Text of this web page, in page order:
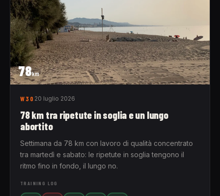
78km
W30 20 luglio 2026
78 km tra ripetute in soglia e un lungo
abortito
Settimana da 78 km con lavoro di qualità concentrato
tra martedì e sabato: le ripetute in soglia tengono il
ritmo fino in fondo, il lungo no.
TRAINING LOG